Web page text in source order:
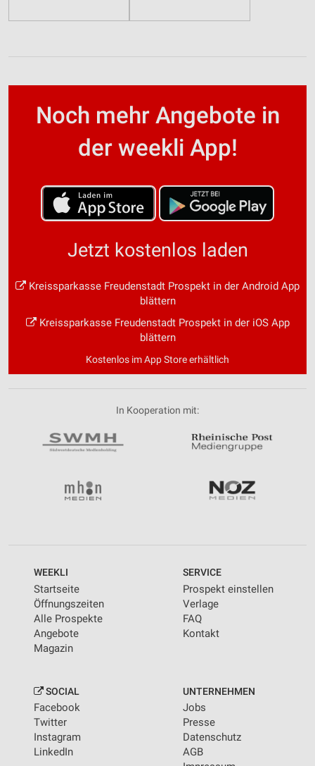
Noch mehr Angebote in
der weekli App!
Jetzt kostenlos laden
Kreissparkasse Freudenstadt Prospekt in der Android App
blättern
Kreissparkasse Freudenstadt Prospekt in der iOS App
blättern
Kostenlos im App Store erhältlich
In Kooperation mit:
WEEKLI
Startseite
Öffnungszeiten
Alle Prospekte
Angebote
Magazin
SERVICE
Prospekt einstellen
Verlage
FAQ
Kontakt
SOCIAL
Facebook
Twitter
Instagram
LinkedIn
UNTERNEHMEN
Jobs
Presse
Datenschutz
AGB